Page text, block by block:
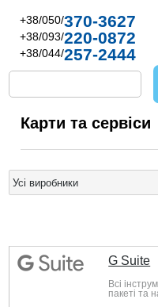
+38/050/370-3627
+38/093/220-0872
+38/044/257-2444
Карти та сервіси
G Suite
Всі
пакеті та